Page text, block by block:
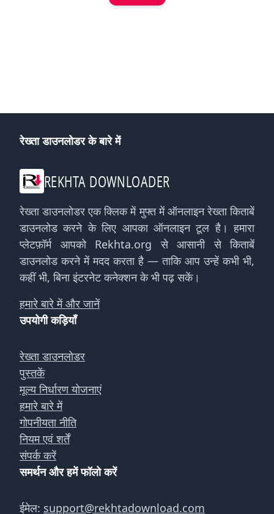
रेख्ता डाउनलोडर के बारे में
REKHTA DOWNLOADER
रेख्ता डाउनलोडर एक क्लिक में मुफ्त में ऑनलाइन रेख्ता किताबें
डाउनलोड करने के लिए आपका ऑनलाइन टूल है। हमारा
प्लेटफ़ॉर्म आपको Rekhta.org से आसानी से किताबें
डाउनलोड करने में मदद करता है — ताकि आप उन्हें कभी भी,
कहीं भी, बिना इंटरनेट कनेक्शन के भी पढ़ सकें।
हमारे बारे में और जानें
उपयोगी कड़ियाँ
रेख्ता डाउनलोडर
पुस्तकें
मूल्य निर्धारण योजनाएं
हमारे बारे में
गोपनीयता नीति
नियम एवं शर्तें
संपर्क करें
समर्थन और हमें फॉलो करें
ईमेल: support@rekhtadownload.com